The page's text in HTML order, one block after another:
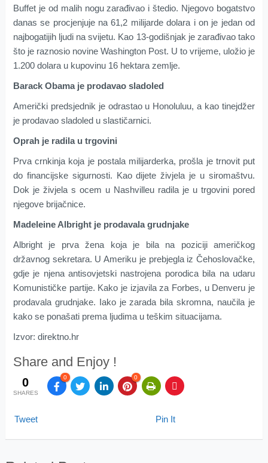
Buffet je od malih nogu zarađivao i štedio. Njegovo bogatstvo
danas se procjenjuje na 61,2 milijarde dolara i on je jedan od
najbogatijih ljudi na svijetu. Kao 13-godišnjak je zarađivao tako
što je raznosio novine Washington Post. U to vrijeme, uložio je
1.200 dolara u kupovinu 16 hektara zemlje.
Barack Obama je prodavao sladoled
Američki predsjednik je odrastao u Honoluluu, a kao tinejdžer
je prodavao sladoled u slastičarnici.
Oprah je radila u trgovini
Prva crnkinja koja je postala milijarderka, prošla je trnovit put
do financijske sigurnosti. Kao dijete živjela je u siromaštvu.
Dok je živjela s ocem u Nashvilleu radila je u trgovini pored
njegove brijačnice.
Madeleine Albright je prodavala grudnjake
Albright je prva žena koja je bila na poziciji američkog
državnog sekretara. U Ameriku je prebjegla iz Čehoslovačke,
gdje je njena antisovjetski nastrojena porodica bila na udaru
Komunističke partije. Kako je izjavila za Forbes, u Denveru je
prodavala grudnjake. Iako je zarada bila skromna, naučila je
kako se ponašati prema ljudima u teškim situacijama.
Izvor: direktno.hr
Share and Enjoy !
0
SHARES
0 0
Tweet Pin It